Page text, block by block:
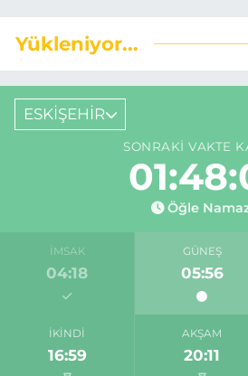
Yükleniyor...
ESKİŞEHİR
SONRAKI VAKTE
Öğle
İMSAK
04:18
GÜNEŞ
05:56
İKINDI
16:59
AKŞAM
20:11